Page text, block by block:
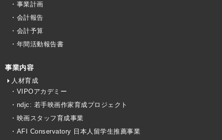
・事業計画
・会計報告
・会計予算
・年間活動報告書
事業内容
人材育成
・VIPOアカデミー
・ndjc: 若手映画作家育成プロジェクト
・映画スタッフ育成事業
・AFI Conservatory 日本人留学生推薦事業